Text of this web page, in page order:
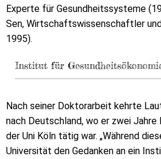
Experte für Gesundheitssysteme
Sen, Wirtschaftswissenschaftler
1995).
Institut für
Nach seiner Doktorarbeit kehrte
nach Deutschland, wo er zwei
der Uni Köln tätig war. „Während
Universität den Gedanken an ein